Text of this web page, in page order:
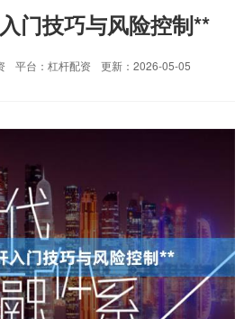
门技巧与风险控制**
平台：杠杆配资
更新：2026-05-05